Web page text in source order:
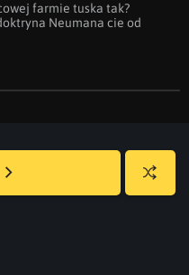
farmie tuska tak?
Neumana cie od